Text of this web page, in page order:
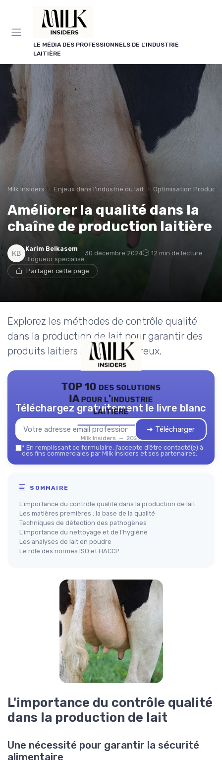
LE MÉDIA DES PROFESSIONNELS DE L'INDUSTRIE
LAITIÈRE
Milk Insiders Enjeux dans l'industrie du lait Optimisation
Améliorer la qualité dans la
chaîne de production laitière
Karim Belkasem
Blogueur spécialisé
30 décembre 2024 12 min de lecture
Partager cette page
Explorez les méthodes de contrôle qualité
dans la production de lait pour garantir des
produits laitiers sûrs et savoureux.
TOP 10 des solutions
IA pour l'industrie
laitière
Milk Insiders — 2026
Téléchargez gratuitement le livre blanc
➔ Télécharger
* En remplissant ce formulaire, j’accepte d’être contacté(e) à
des fins commerciales par Milk Insiders et ses partenaires.
SOMMAIRE
L'importance du contrôle qualité dans la production de lait
Les matières premières : la base de la qualité
Techniques de détection des pathogènes
L'importance du nettoyage et de l'hygiène
Les analyses de lait en poudre
Le rôle des normes ISO et HACCP
L'importance du contrôle qualité
dans la production de lait
Une nécessité pour garantir la sécurité
alimentaire